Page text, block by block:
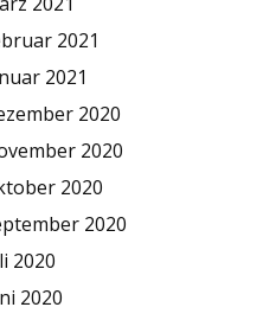
2021
2021
2020
2020
2020
2020
2020
2020